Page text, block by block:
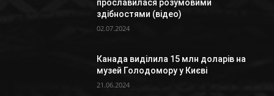
прославилася розумовими
здібностями (відео)
02.07.2024
Канада виділила 15 млн доларів на
музей Голодомору у Києві
21.06.2024